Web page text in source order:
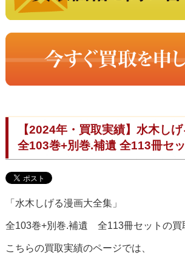
【2024年・買取実績】水木しげ
全103巻+別巻.補遺 全113冊セ
「水木しげる漫画大全集」
全103巻+別巻.補遺 全113冊セットの買
こちらの買取実績のページでは、